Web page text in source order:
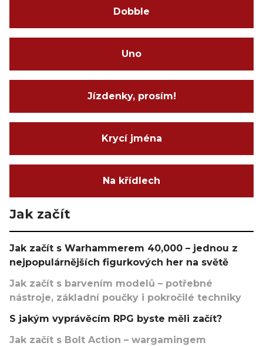
Dobble
Uno
Jízdenky, prosím!
Krycí jména
Na křídlech
Jak začít
Jak začít s Warhammerem 40,000 – jednou z
nejpopulárnějších figurkových her na světě
Jak začít s barvením modelů – potřebné
nástroje, základní poučky i pokročilé techniky
S jakým vyprávěcím RPG byste měli začít?
Jak začít s Bolt Action – wargamingem